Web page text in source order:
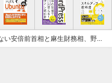
い安倍前首相と麻生財務相、野党
空気感染補強）